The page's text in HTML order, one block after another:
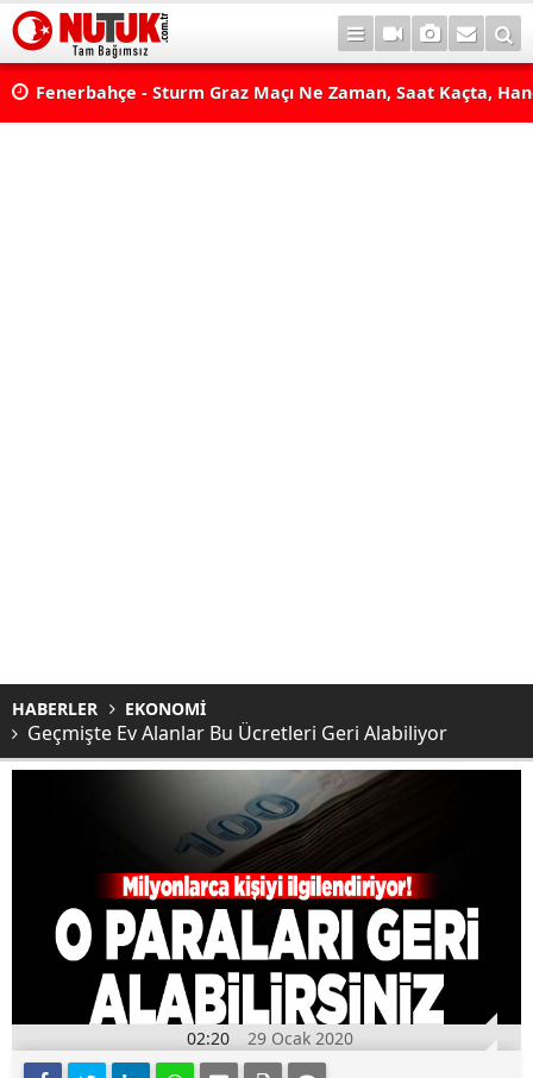
Fenerbahçe - Sturm Graz Maçı Ne Zaman, Saat Kaçta,
HABERLER EKONOMİ
Geçmişte Ev Alanlar Bu Ücretleri Geri Alabiliyor
02:20 29 Ocak 2020